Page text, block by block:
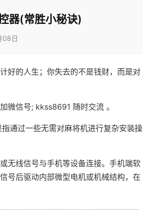
器(常胜小秘诀)
08日
好的人生；你失去的不是钱财，而是对
微信号; kkss8691 随时交流 。
通过一些无需对麻将机进行复杂安装操
无线信号与手机等设备连接。手机端软
号后驱动内部微型电机或机械结构，在